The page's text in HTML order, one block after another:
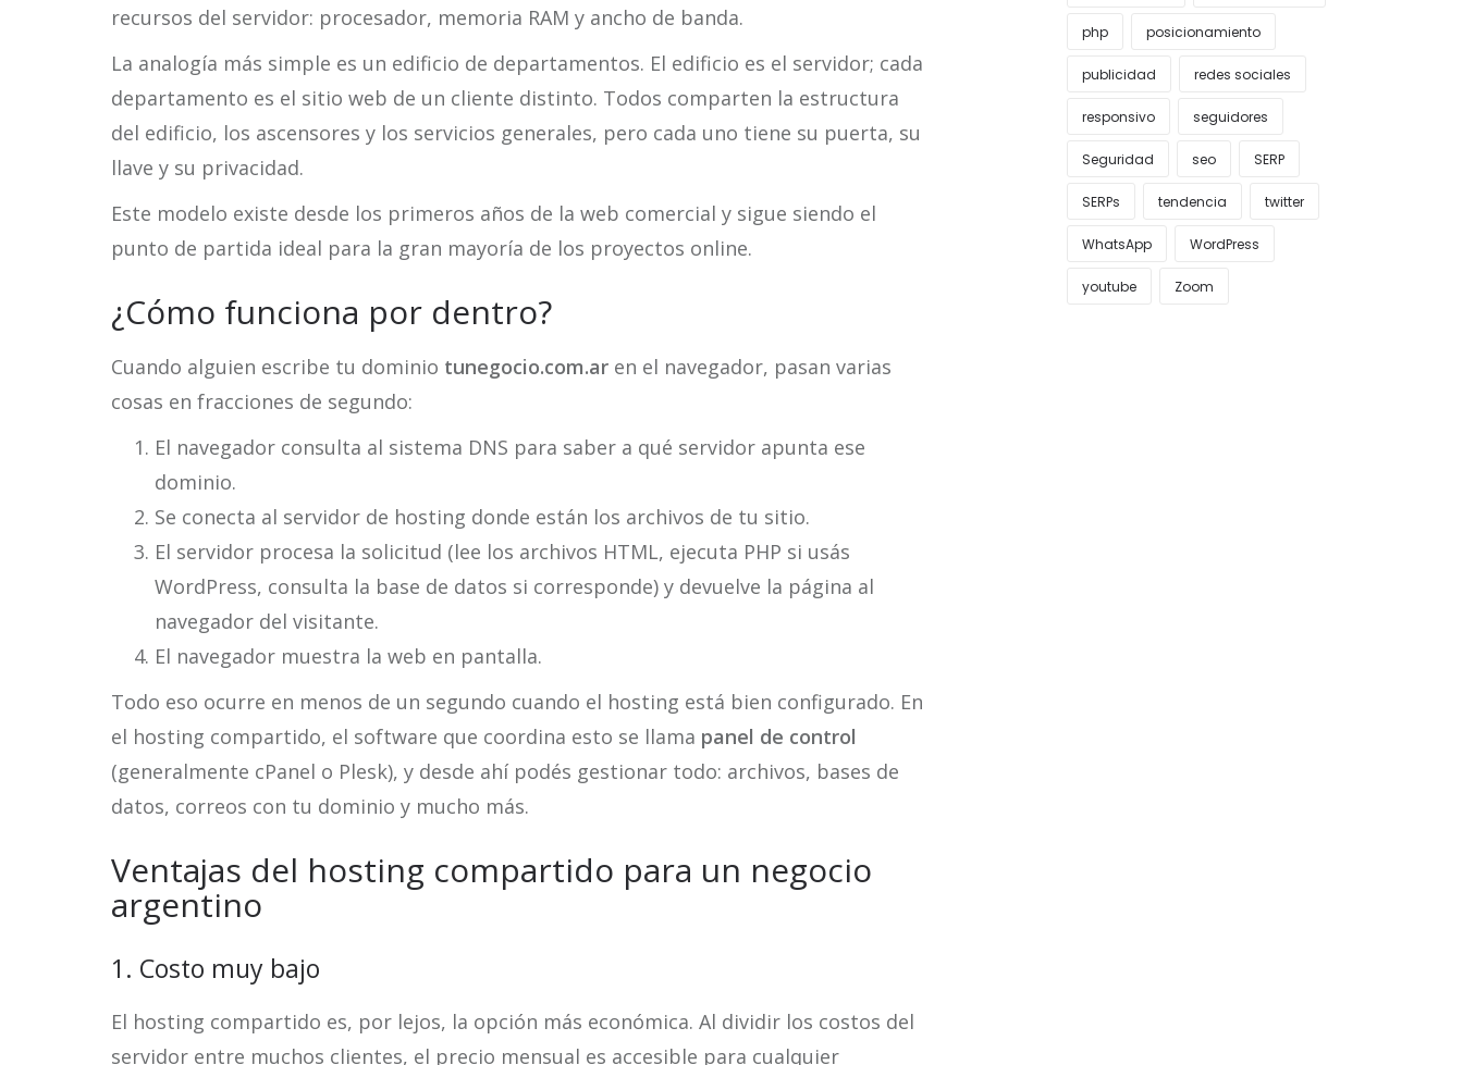
recursos del servidor: procesador, memoria RAM y ancho de banda.
La analogía más simple es un edificio de departamentos. El edificio es el servidor; cada
departamento es el sitio web de un cliente distinto. Todos comparten la estructura
del edificio, los ascensores y los servicios generales, pero cada uno tiene su puerta, su
llave y su privacidad.
Este modelo existe desde los primeros años de la web comercial y sigue siendo el
punto de partida ideal para la gran mayoría de los proyectos online.
¿Cómo funciona por dentro?
Cuando alguien escribe tu dominio tunegocio.com.ar en el navegador, pasan varias
cosas en fracciones de segundo:
El navegador consulta al sistema DNS para saber a qué servidor apunta ese
dominio.
Se conecta al servidor de hosting donde están los archivos de tu sitio.
El servidor procesa la solicitud (lee los archivos HTML, ejecuta PHP si usás
WordPress, consulta la base de datos si corresponde) y devuelve la página al
navegador del visitante.
El navegador muestra la web en pantalla.
Todo eso ocurre en menos de un segundo cuando el hosting está bien configurado. En
el hosting compartido, el software que coordina esto se llama panel de control
(generalmente cPanel o Plesk), y desde ahí podés gestionar todo: archivos, bases de
datos, correos con tu dominio y mucho más.
Ventajas del hosting compartido para un negocio
argentino
1. Costo muy bajo
El hosting compartido es, por lejos, la opción más económica. Al dividir los costos del
servidor entre muchos clientes, el precio mensual es accesible para cualquier
php posicionamiento
publicidad redes sociales
responsivo seguidores
Seguridad seo SERP
SERPs tendencia twitter
WhatsApp WordPress
youtube Zoom